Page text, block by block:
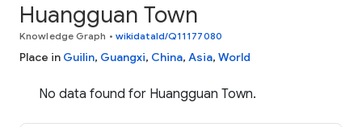
Huangguan Town
Knowledge Graph • wikidataId/Q11177080
Place in Guilin, Guangxi, China, Asia, World
No data found for Huangguan Town.